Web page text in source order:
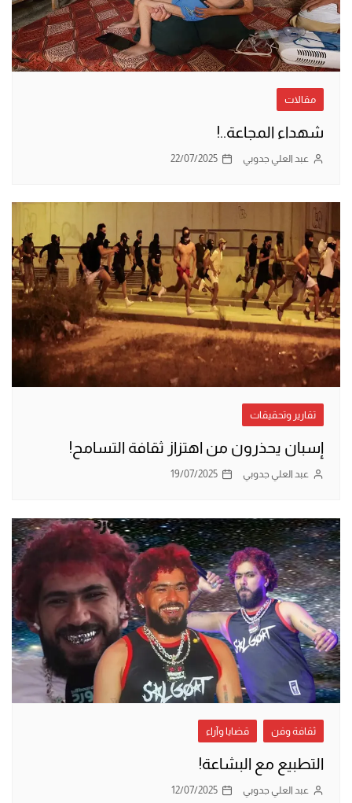
مقالات
شهداء المجاعة..!
عبد العلي جدوبي 22/07/2025
تقارير وتحقيقات
إسبان يحذرون من اهتزاز ثقافة التسامح!
عبد العلي جدوبي 19/07/2025
ثقافة وفن قضايا وآراء
التطبيع مع البشاعة!
عبد العلي جدوبي 12/07/2025